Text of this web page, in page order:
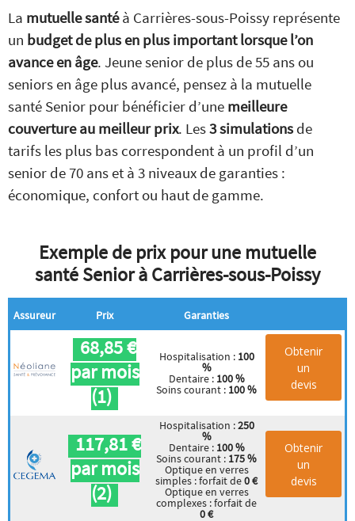
La mutuelle santéà Carrières-sous-Poissy représente
un budget de plus en plus important lorsque l’on
avance en âge. Jeune senior de plus de 55 ans ou
seniors en âge plus avancé, pensez à la mutuelle
santé Senior pour bénéficier d’une meilleure
couverture au meilleur prix. Les3 simulations de
tarifs les plus bas correspondent à un profil d’un
senior de 70 ans et à 3 niveaux de garanties :
économique, confort ou haut de gamme.
Exemple de prix pour une mutuelle
santé Senior à Carrières-sous-Poissy
Assureur Prix Garanties
68,85 €
par mois
(1)
Hospitalisation : 100
%
Dentaire : 100 %
Soins courant : 100 %
Obtenir
un
devis
117,81 €
par mois
(2)
Hospitalisation :250
%
Dentaire : 100 %
Soins courant : 175 %
Optique en verres
simples : forfait de0 €
Optique en verres
complexes : forfait de
0 €
Obtenir
un
devis